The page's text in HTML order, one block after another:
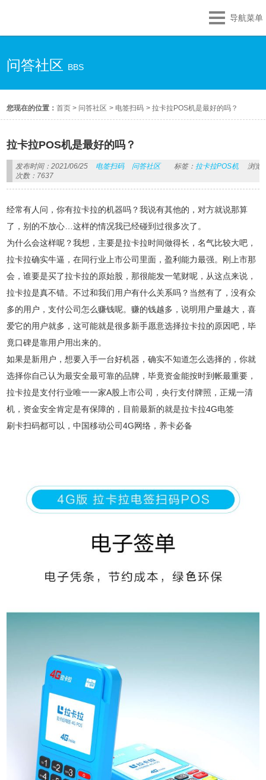
导航菜单
问答社区 BBS
您现在的位置：首页 > 问答社区 > 电签扫码 >拉卡拉POS机是最好的吗？
拉卡拉POS机是最好的吗？
发布时间：2021/06/25 电签扫码 问答社区 标签： 拉卡拉POS机
浏览
次数：7637
经常有人问，你有拉卡拉的机器吗？我说有其他的，对方就说那算
了，别的不放心…这样的情况我已经碰到过很多次了。
为什么会这样呢？我想，主要是拉卡拉时间做得长，名气比较大吧，
拉卡拉确实牛逼，在同行业上市公司里面，盈利能力最强。刚上市那
会，谁要是买了拉卡拉的原始股，那很能发一笔财呢，从这点来说，
拉卡拉是真不错。不过和我们用户有什么关系吗？当然有了，没有众
多的用户，支付公司怎么赚钱呢。赚的钱越多，说明用户量越大，喜
爱它的用户就多，这可能就是很多新手愿意选择拉卡拉的原因吧，毕
竟口碑是靠用户用出来的。
如果是新用户，想要入手一台好机器，确实不知道怎么选择的，你就
选择你自己认为最安全最可靠的品牌，毕竟资金能按时到帐最重要，
拉卡拉是支付行业唯一一家A股上市公司，央行支付牌照，正规一清
机，资金安全肯定是有保障的，目前最新的就是拉卡拉4G电签
刷卡扫码都可以，中国移动公司4G网络，养卡必备